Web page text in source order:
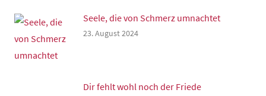
Seele, die von Schmerz umnachtet
23. August 2024
Dir fehlt wohl noch der Friede